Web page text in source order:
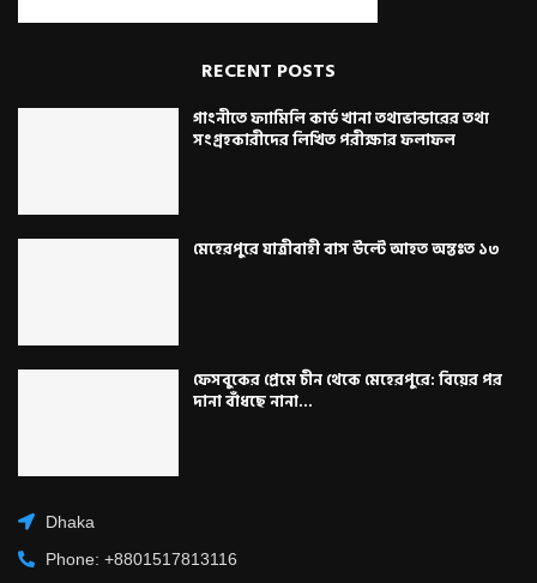
RECENT POSTS
গাংনীতে ফ্যামিলি কার্ড খানা তথ্যভান্ডারের তথ্য
সংগ্রহকারীদের লিখিত পরীক্ষার ফলাফল
মেহেরপুরে যাত্রীবাহী বাস উল্টে আহত অন্তঃত ১৩
ফেসবুকের প্রেমে চীন থেকে মেহেরপুরে: বিয়ের পর
দানা বাঁধছে নানা...
Dhaka
Phone: +8801517813116